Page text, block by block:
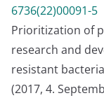
6736(22)00091-5
Prioritization of
research and
resistant
(2017, 4.